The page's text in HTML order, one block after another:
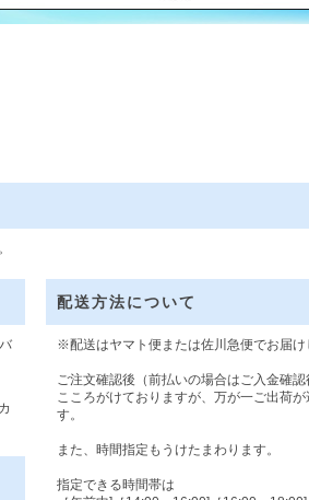
配送方法について
※配送はヤマト便または佐川急便でお届け
ご注文確認後（前払いの場合はご入金確
こころがけておりますが、万が一ご出荷
す。
また、時間指定もうけたまわります。
指定できる時間帯は